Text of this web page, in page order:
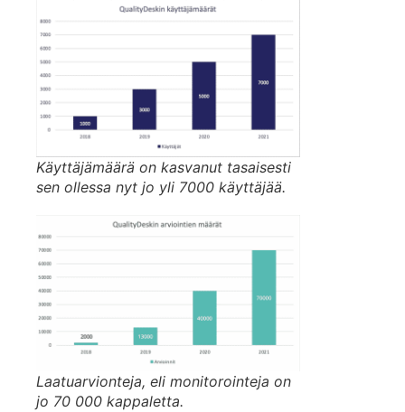
Käyttäjämäärä on kasvanut tasaisesti
sen ollessa nyt jo yli 7000 käyttäjää.
Laatuarvionteja, eli monitorointeja on
jo 70 000 kappaletta.